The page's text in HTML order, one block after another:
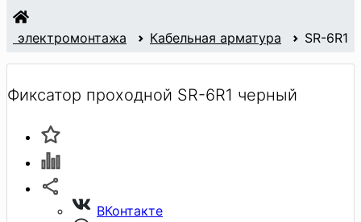
электромонтажа Кабельная арматура SR-6R1
Фиксатор проходной SR-6R1 черный
ВКонтакте